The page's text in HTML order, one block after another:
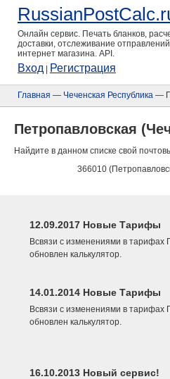
Онлайн сервис. Печать бланков,
доставки, отслеживание
интернет магазина. API.
Вход Регистрация
Главная — Чеченская Республика —
Петропавловская
Найдите в данном списке свой
366010
12.09.2017 Новые Тарифы
Всвязи с изменениями в тарифах
обновлен калькулятор.
14.01.2014 Новые Тарифы
Всвязи с изменениями в тарифах
обновлен калькулятор.
16.10.2013 Новый сервис!